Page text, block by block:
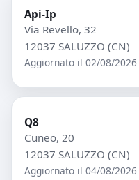
Api-Ip
Via Revello, 32
12037 SALUZZO (CN)
Aggiornato il 02/08/2026
Q8
Cuneo, 20
12037 SALUZZO (CN)
Aggiornato il 04/08/2026